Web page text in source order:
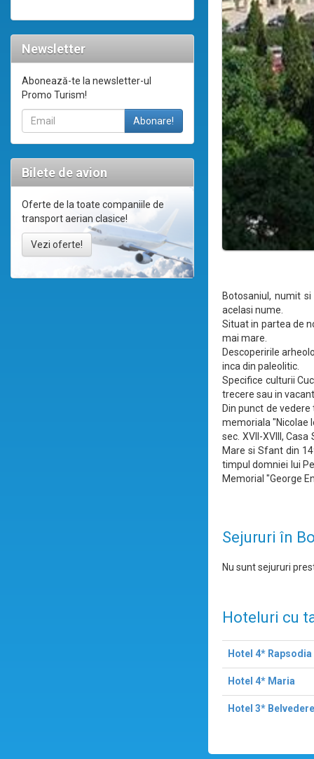
Newsletter
Abonează-te la newsletter-ul
Promo Turism!
Bilete de avion
Oferte de la toate companiile de
transport aerian clasice!
Vezi oferte!
Botosaniul, numit
acelasi nume.
Situat in partea de
mai mare.
Descoperirile
inca din paleolitic.
Specifice culturii
trecere sau in
Din punct de
memoriala "Nicolae
sec. XVII-XVIII,
Mare si Sfant din
timpul domniei lui
Memorial "George
Sejururi în
Nu sunt sejururi
Hoteluri cu
Hotel 4* Rapsodia
Hotel 4* Maria
Hotel 3* Belvedere